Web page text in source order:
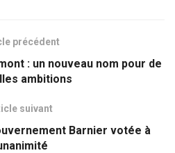
précédent
: un nouveau nom pour de
ambitions
suivant
Barnier votée à